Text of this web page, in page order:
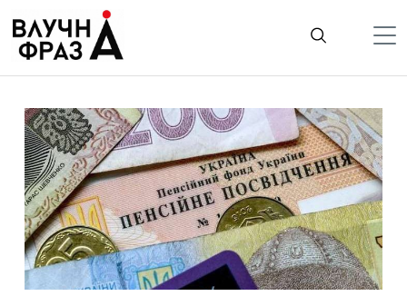
содержимому
Гроші
Життя
Лайфстайл
ТехноНаука
Людина